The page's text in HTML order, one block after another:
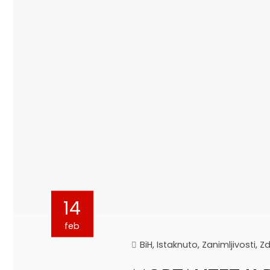
14
feb
BiH, Istaknuto, Zanimljivosti,